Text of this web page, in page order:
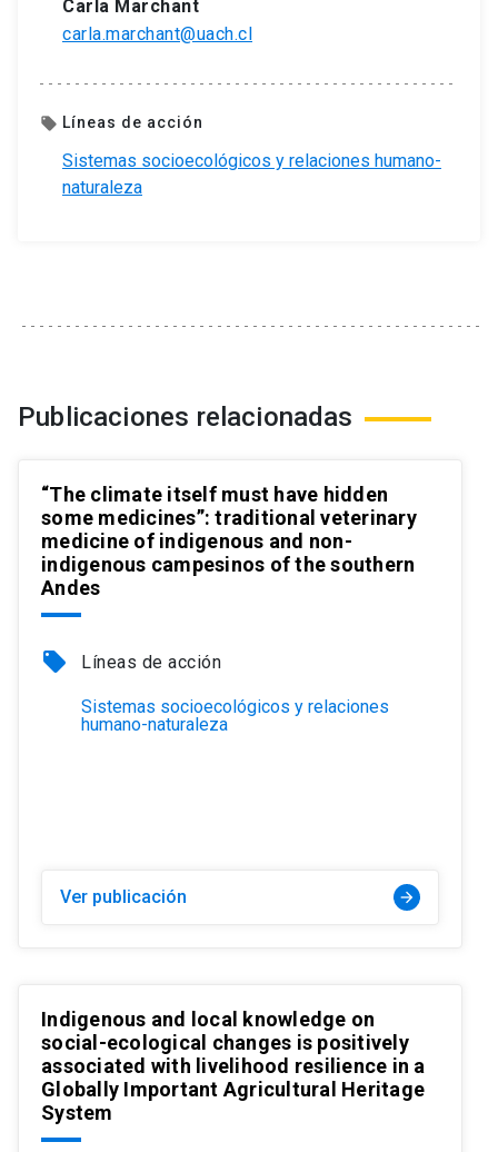
Carla Marchant
carla.marchant@uach.cl
local_offer Líneas de acción
Sistemas socioecológicos y relaciones humano-
naturaleza
Publicaciones relacionadas
“The climate itself must have hidden
some medicines”: traditional veterinary
medicine of indigenous and non-
indigenous campesinos of the southern
Andes
local_offer Líneas de acción
Sistemas socioecológicos y relaciones
humano-naturaleza
Ver publicación arrow_forward
Indigenous and local knowledge on
social-ecological changes is positively
associated with livelihood resilience in a
Globally Important Agricultural Heritage
System